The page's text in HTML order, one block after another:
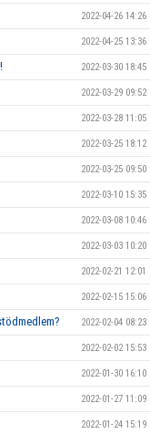
2022-04-26 14:26
2022-04-25 13:36
2022-03-30 18:45
2022-03-29 09:52
2022-03-28 11:05
2022-03-25 18:12
2022-03-25 09:50
2022-03-10 15:35
2022-03-08 10:46
2022-03-03 10:20
2022-02-21 12:01
2022-02-15 15:06
2022-02-04 08:23
2022-02-02 15:53
2022-01-30 16:10
2022-01-27 11:09
2022-01-24 15:19